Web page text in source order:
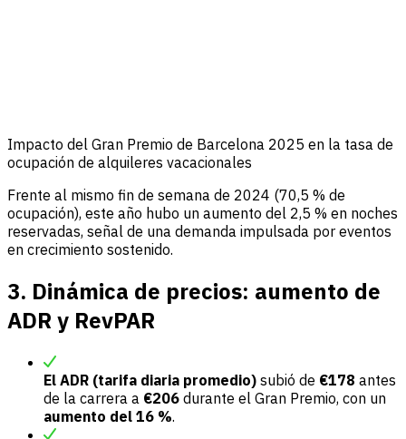
Impacto del Gran Premio de Barcelona 2025 en la tasa de
ocupación de alquileres vacacionales
Frente al mismo fin de semana de 2024 (70,5 % de
ocupación), este año hubo un aumento del 2,5 % en noches
reservadas, señal de una demanda impulsada por eventos
en crecimiento sostenido.
3. Dinámica de precios: aumento de
ADR y RevPAR
El ADR (tarifa diaria promedio) subió de €178 antes
de la carrera a €206 durante el Gran Premio, con un
aumento del 16 %.